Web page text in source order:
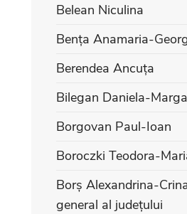
Belean Niculina
Bența Anamaria-
Berendea Ancuța
Bilegan Daniela-
Borgovan Paul-Ioan
Boroczki Teodora-
Borș Alexandrina-
general al județului